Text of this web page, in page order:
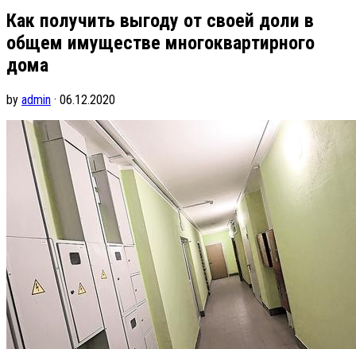
Как получить выгоду от своей доли в
общем имуществе многоквартирного
дома
by admin · 06.12.2020